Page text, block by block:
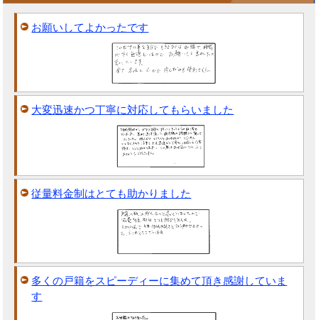
お願いしてよかったです
大変迅速かつ丁寧に対応してもらいました
従量料金制はとても助かりました
多くの戸籍をスピーディーに集めて頂き感謝していま
す